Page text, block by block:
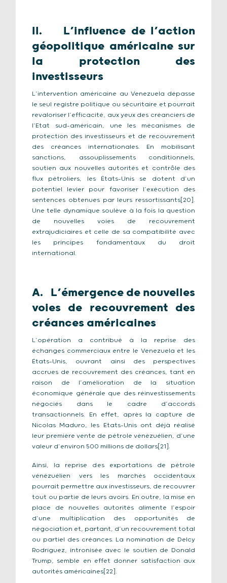
II. L’influence de l’action
géopolitique américaine sur
la protection des
investisseurs
L’intervention américaine au Venezuela dépasse
le seul registre politique ou sécuritaire et pourrait
revaloriser l’efficacité, aux yeux des créanciers de
l’Etat sud-américain, une les mécanismes de
protection des investisseurs et de recouvrement
des créances internationales. En mobilisant
sanctions, assouplissements conditionnels,
soutien aux nouvelles autorités et contrôle des
flux pétroliers, les États-Unis se dotent d’un
potentiel levier pour favoriser l’exécution des
sentences obtenues par leurs ressortissants[20].
Une telle dynamique soulève à la fois la question
de nouvelles voies de recouvrement
extrajudiciaires et celle de sa compatibilité avec
les principes fondamentaux du droit
international.
A. L’émergence de nouvelles
voies de recouvrement des
créances américaines
L’opération a contribué à la reprise des
échanges commerciaux entre le Venezuela et les
États-Unis, ouvrant ainsi des perspectives
accrues de recouvrement des créances, tant en
raison de l’amélioration de la situation
économique générale que des réinvestissements
négociés dans le cadre d’accords
transactionnels. En effet, après la capture de
Nicolas Maduro, les Etats-Unis ont déjà réalisé
leur première vente de pétrole vénézuélien, d’une
valeur d’environ 500 millions de dollars[21].
Ainsi, la reprise des exportations de pétrole
vénézuélien vers les marchés occidentaux
pourrait permettre aux investisseurs, de recouvrer
tout ou partie de leurs avoirs. En outre, la mise en
place de nouvelles autorités alimente l’espoir
d’une multiplication des opportunités de
négociation et, partant, d’un recouvrement total
ou partiel des créances. La nomination de Delcy
Rodríguez, intronisée avec le soutien de Donald
Trump, semble en effet donner satisfaction aux
autorités américaines[22].